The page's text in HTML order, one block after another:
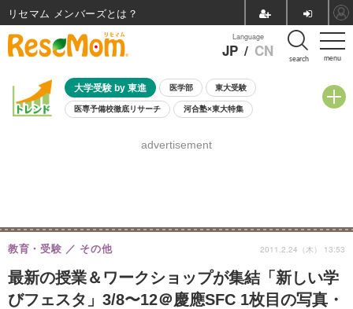
menu
Language
JP / CN search
大学受験 by 東進 医学部 東大受験
医専予備校徹底リサーチ 河合塾×東大特集
8月開催学校説明会・相談会
advertisement
最新の授業＆ワークショップが集結「新しい学
びフェスタ」3/8〜12＠慶應SFC 1枚目の写真・
教育・受験 その他 2011.2.24（木） 13:53
リセマム メンバーズ